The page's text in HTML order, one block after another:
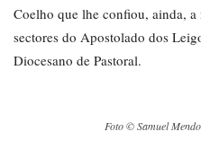
Coelho que lhe confiou, ainda, a
sectores do Apostolado dos
Diocesano de Pastoral.
Foto © Samuel